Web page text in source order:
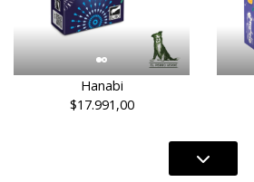
Hanabi
$17.991,00